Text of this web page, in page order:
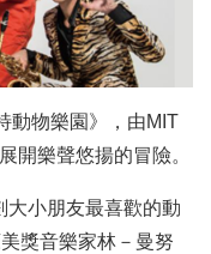
動物樂園》，由MIT
開樂聲悠揚的冒險。
大小朋友最喜歡的動
獎音樂家林－曼努